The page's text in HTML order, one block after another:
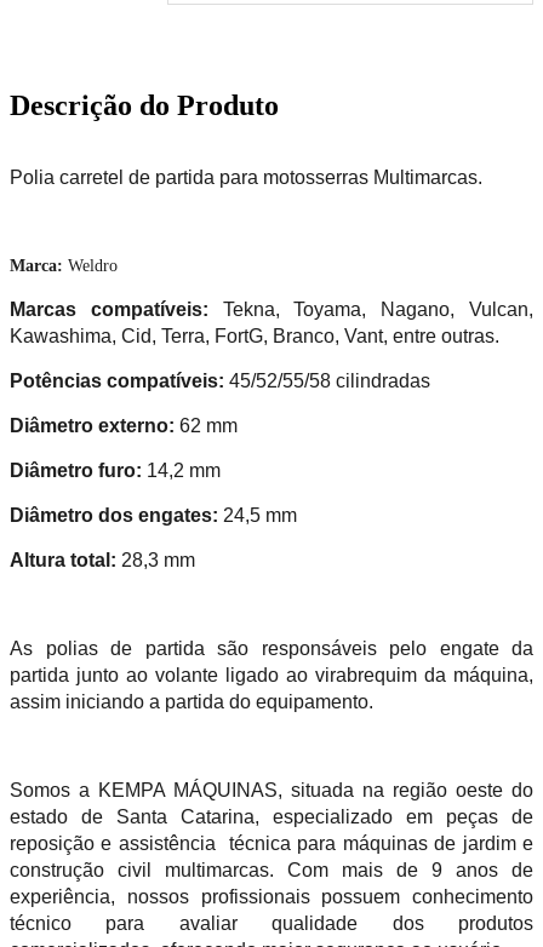
Descrição do Produto
Polia carretel de partida para motosserras Multimarcas.
Marca: Weldro
Marcas compatíveis: Tekna, Toyama, Nagano, Vulcan,
Kawashima, Cid, Terra, FortG, Branco, Vant, entre outras.
Potências compatíveis: 45/52/55/58 cilindradas
Diâmetro externo: 62 mm
Diâmetro furo: 14,2 mm
Diâmetro dos engates: 24,5 mm
Altura total: 28,3 mm
As polias de partida são responsáveis pelo engate da
partida junto ao volante ligado ao virabrequim da máquina,
assim iniciando a partida do equipamento.
Somos a KEMPA MÁQUINAS, situada na região oeste do
estado de Santa Catarina, especializado em peças de
reposição e assistência técnica para máquinas de jardim e
construção civil multimarcas. Com mais de 9 anos de
experiência, nossos profissionais possuem conhecimento
técnico para avaliar qualidade dos produtos